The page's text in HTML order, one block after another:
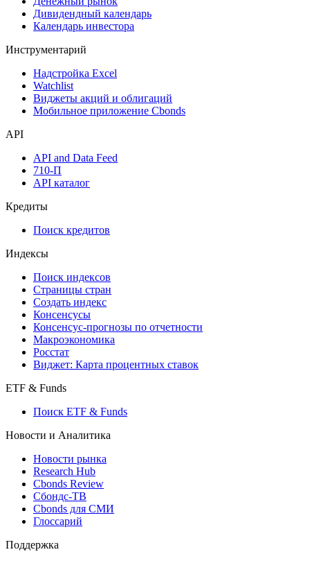
Дивидендный календарь
Календарь инвестора
Инструментарий
Надстройка Excel
Watchlist
Виджеты акций и облигаций
Мобильное приложение Cbonds
API
API and Data Feed
710-П
API каталог
Кредиты
Поиск кредитов
Индексы
Поиск индексов
Страницы стран
Создать индекс
Консенсусы
Консенсус-прогнозы по отчетности
Макроэкономика
Росстат
Виджет: Карта процентных ставок
ETF & Funds
Поиск ETF & Funds
Новости и Аналитика
Новости рынка
Research Hub
Cbonds Review
Сбондс-ТВ
Cbonds для СМИ
Глоссарий
Поддержка